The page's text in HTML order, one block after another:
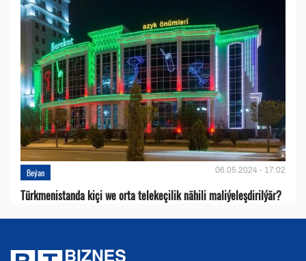
Beýan 06.05.2024 - 17:02
Türkmenistanda kiçi we orta telekeçilik nähili maliýeleşdirilýär?